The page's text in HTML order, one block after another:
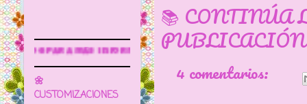
📚 CONTINÚA
4 comentarios:
🌼
CUSTOMIZACIONES